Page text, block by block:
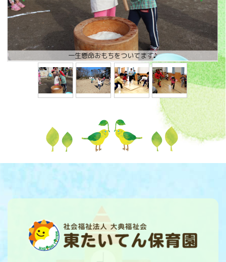
一生懸命おもちをついてます♪